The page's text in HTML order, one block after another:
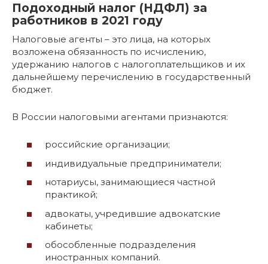
Подоходный налог (НДФЛ) за
работников в 2021 году
Налоговые агенты – это лица, на которых
возложена обязанность по исчислению,
удержанию налогов с налогоплательщиков и их
дальнейшему перечислению в государственный
бюджет.
В России налоговыми агентами признаются:
российские организации;
индивидуальные предприниматели;
нотариусы, занимающиеся частной
практикой;
адвокаты, учредившие адвокатские
кабинеты;
обособленные подразделения
иностранных компаний.